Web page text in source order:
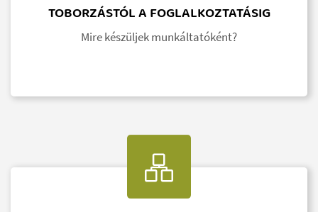
TOBORZÁSTÓL A FOGLALKOZTATÁSIG
Mire készüljek munkáltatóként?